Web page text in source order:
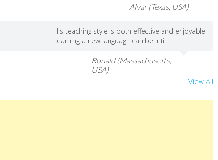
Alvar (Texas, USA)
His teaching style is both effective and enjoyable
Learning a new language can be inti...
Ronald (Massachusetts,
USA)
View All